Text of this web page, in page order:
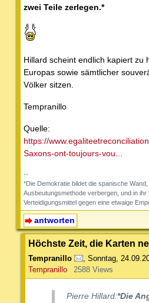
zwei Teile zerlegen.*
Hillard scheint endlich kapiert zu
Europas sowie sämtlicher
Völker sitzen.
Tempranillo
Quelle:
https://
Saxons-ont-toujours-vou...
--
*Die Demokratie bildet die spanische
Ausbeutungsmethode verbergen, und in ihr
Verteidigungsmittel gegen eine etwaige
antworten
Höchste Zeit, die Karten
Tempranillo , Sonntag,
Tempranillo
2588 Views
Pierre Hillard:*Die